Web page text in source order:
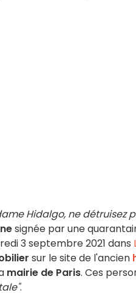
Hidalgo, ne détruisez
signée par une
3 septembre 2021 dans
sur le site de l'ancien
mairie de Paris. Ces
.